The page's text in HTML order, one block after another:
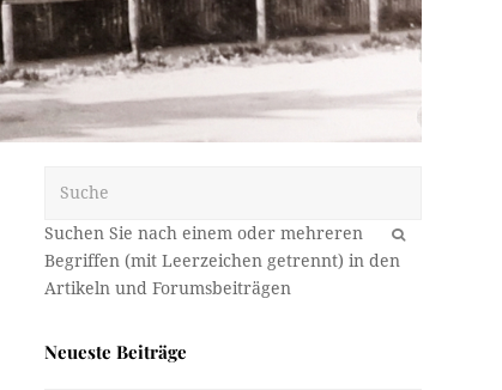
OK
Neueste Beiträge